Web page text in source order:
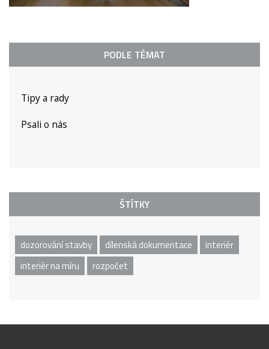
PODLE TÉMAT
Tipy a rady
Psali o nás
ŠTÍTKY
dozorování stavby dílenská dokumentace
interiér
interiér na míru
rozpočet